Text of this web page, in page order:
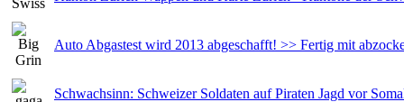
Auto Abgastest wird 2013 abgeschafft! >> Fertig mit
Schwachsinn: Schweizer Soldaten auf Piraten Jagd vor